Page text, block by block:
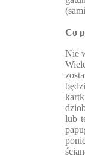
Co
Nie
lub